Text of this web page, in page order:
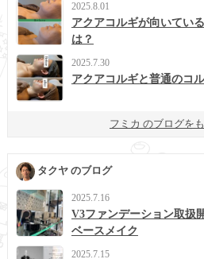
2025.8.01
アクアコルギが向いてい
は？
2025.7.30
アクアコルギと普通のコ
フミカ のブログを
タクヤ のブログ
2025.7.16
V3ファンデーション取扱
ベースメイク
2025.7.15